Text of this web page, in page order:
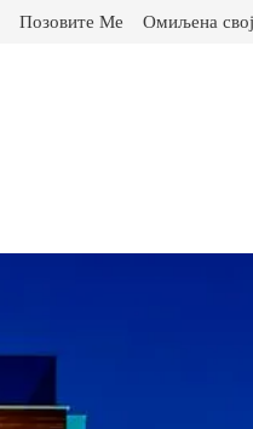
Позовите Ме Омиљена